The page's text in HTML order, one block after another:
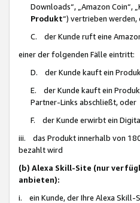
Downloads“, „Amazon Coin“,
Produkt“) vertrieben werden,
C. der Kunde ruft eine
einer der folgenden Fälle eintritt:
D. der Kunde kauft ein
E. der Kunde kauft ein
Partner-Links abschließt, oder
F. der Kunde erwirbt ein
iii. das Produkt innerhalb von
bezahlt wird
(b) Alexa Skill-Site (nur
anbieten):
i. ein Kunde, der Ihre Alexa Skill-